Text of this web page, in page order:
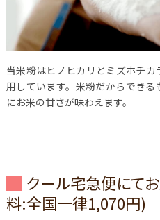
当米粉はヒノヒカリとミズホチ
用しています。米粉だからでき
にお米の甘さが味わえます。
クール宅急便にて
料:全国一律1,070円)